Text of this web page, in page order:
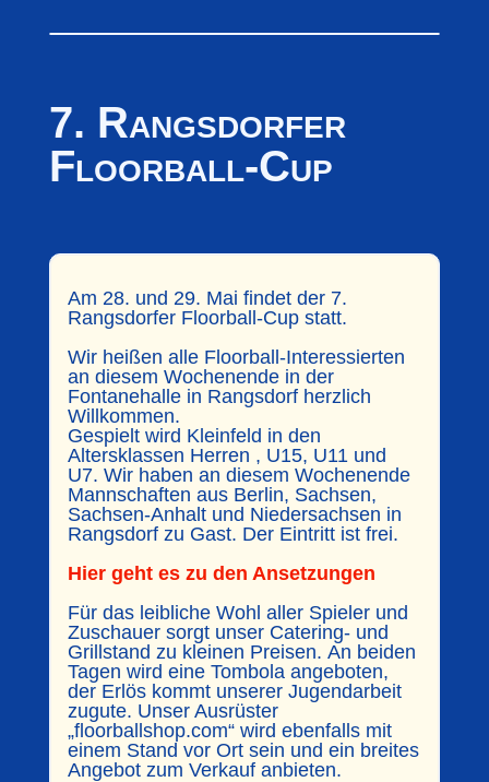
7. Rangsdorfer
Floorball-Cup
Am 28. und 29. Mai findet der 7.
Rangsdorfer Floorball-Cup statt.
Wir heißen alle Floorball-Interessierten
an diesem Wochenende in der
Fontanehalle in Rangsdorf herzlich
Willkommen.
Gespielt wird Kleinfeld in den
Altersklassen Herren , U15, U11 und
U7. Wir haben an diesem Wochenende
Mannschaften aus Berlin, Sachsen,
Sachsen-Anhalt und Niedersachsen in
Rangsdorf zu Gast. Der Eintritt ist frei.
Hier geht es zu den Ansetzungen
Für das leibliche Wohl aller Spieler und
Zuschauer sorgt unser Catering- und
Grillstand zu kleinen Preisen. An beiden
Tagen wird eine Tombola angeboten,
der Erlös kommt unserer Jugendarbeit
zugute. Unser Ausrüster
„floorballshop.com“ wird ebenfalls mit
einem Stand vor Ort sein und ein breites
Angebot zum Verkauf anbieten.